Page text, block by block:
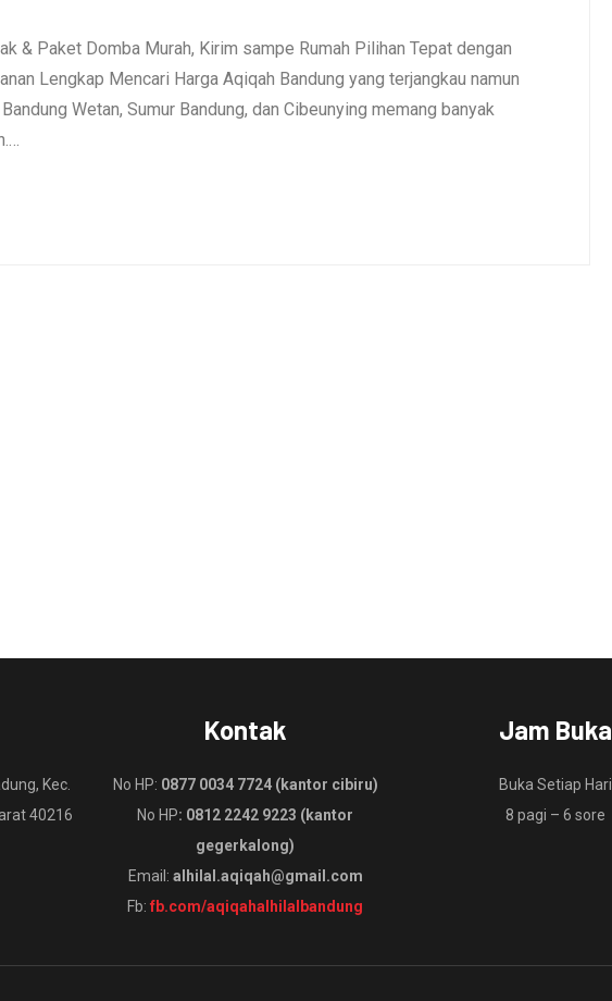
& Paket Domba Murah, Kirim sampe Rumah Pilihan Tepat dengan
Lengkap Mencari Harga Aqiqah Bandung yang terjangkau namun
Wetan, Sumur Bandung, dan Cibeunying memang banyak
Kec.
40216
Kontak
No HP: 0877 0034 7724 (kantor cibiru)
No HP: 0812 2242 9223 (kantor
gegerkalong)
Email: alhilal.aqiqah@gmail.com
Fb: fb.com/aqiqahalhilalbandung
Jam Buka
Buka Setiap Hari
8 pagi – 6 sore